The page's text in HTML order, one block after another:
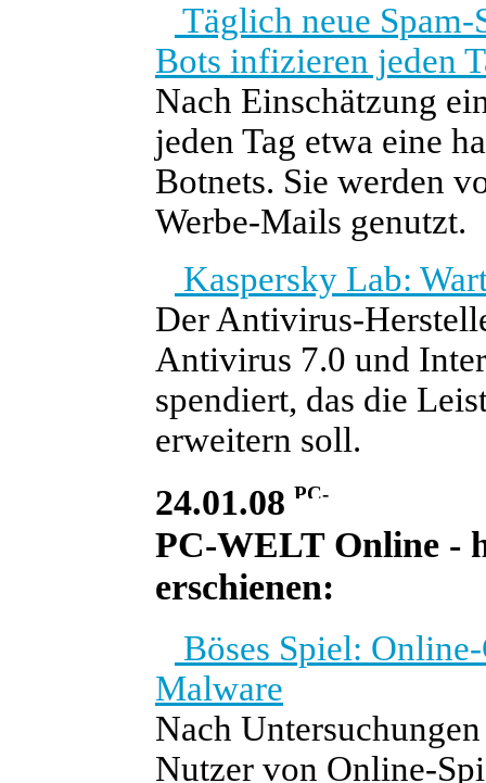
Täglich neue Spam-
Bots infizieren jeden
Nach Einschätzung
jeden Tag etwa eine
Botnets. Sie werden
Werbe-Mails genutzt.
Kaspersky Lab:
Der Antivirus-
Antivirus 7.0 und
spendiert, das die
erweitern soll.
24.01.08
PC-WELT Online -
erschienen:
Böses Spiel:
Malware
Nach
Nutzer von Online-